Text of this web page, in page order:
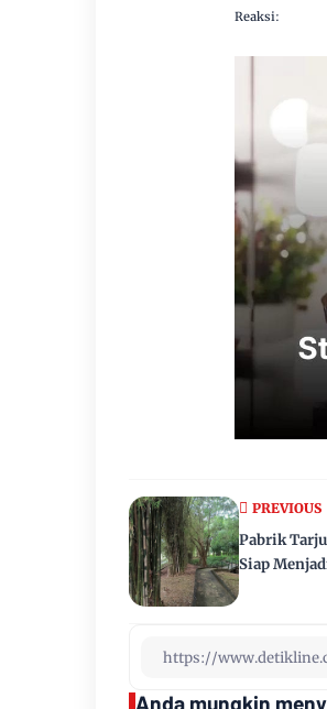
Reaksi:
PREVIOUS
Pabrik
Siap
Anda mungkin